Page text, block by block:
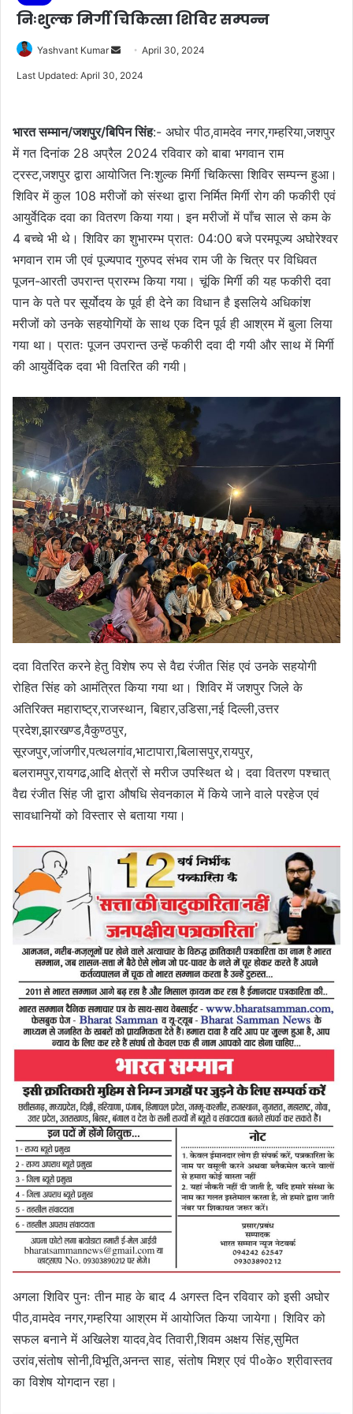
निःशुल्क मिर्गी चिकित्सा शिविर सम्पन्न
Yashvant Kumar
Send April 30, 2024
Last Updated: April 30, 2024
भारत सम्मान/जशपुर/बिपिन सिंह:- अघोर पीठ,वामदेव नगर,गम्हरिया,जशपुर
में गत दिनांक 28 अप्रैल 2024 रविवार को बाबा भगवान राम
ट्रस्ट,जशपुर द्वारा आयोजित निःशुल्क मिर्गी चिकित्सा शिविर सम्पन्न हुआ।
शिविर में कुल 108 मरीजों को संस्था द्वारा निर्मित मिर्गी रोग की फकीरी एवं
आयुर्वेदिक दवा का वितरण किया गया। इन मरीजों में पाँच साल से कम के
4 बच्चे भी थे। शिविर का शुभारम्भ प्रातः 04:00 बजे परमपूज्य अघोरेश्वर
भगवान राम जी एवं पूज्यपाद गुरुपद संभव राम जी के चित्र पर विधिवत
पूजन-आरती उपरान्त प्रारम्भ किया गया। चूंकि मिर्गी की यह फकीरी दवा
पान के पते पर सूर्योदय के पूर्व ही देने का विधान है इसलिये अधिकांश
मरीजों को उनके सहयोगियों के साथ एक दिन पूर्व ही आश्रम में बुला लिया
गया था। प्रातः पूजन उपरान्त उन्हें फकीरी दवा दी गयी और साथ में मिर्गी
की आयुर्वेदिक दवा भी वितरित की गयी।
दवा वितरित करने हेतु विशेष रुप से वैद्य रंजीत सिंह एवं उनके सहयोगी
रोहित सिंह को आमंत्रित किया गया था। शिविर में जशपुर जिले के
अतिरिक्त महाराष्ट्र,राजस्थान, बिहार,उडिसा,नई दिल्ली,उत्तर
प्रदेश,झारखण्ड,वैकुण्ठपुर,
सूरजपुर,जांजगीर,पत्थलगांव,भाटापारा,बिलासपुर,रायपुर,
बलरामपुर,रायगढ,आदि क्षेत्रों से मरीज उपस्थित थे। दवा वितरण पश्चात्
वैद्य रंजीत सिंह जी द्वारा औषधि सेवनकाल में किये जाने वाले परहेज एवं
सावधानियों को विस्तार से बताया गया।
अगला शिविर पुनः तीन माह के बाद 4 अगस्त दिन रविवार को इसी अघोर
पीठ,वामदेव नगर,गम्हरिया आश्रम में आयोजित किया जायेगा। शिविर को
सफल बनाने में अखिलेश यादव,वेद तिवारी,शिवम अक्षय सिंह,सुमित
उरांव,संतोष सोनी,विभूति,अनन्त साह, संतोष मिश्र एवं पी०के० श्रीवास्तव
का विशेष योगदान रहा।